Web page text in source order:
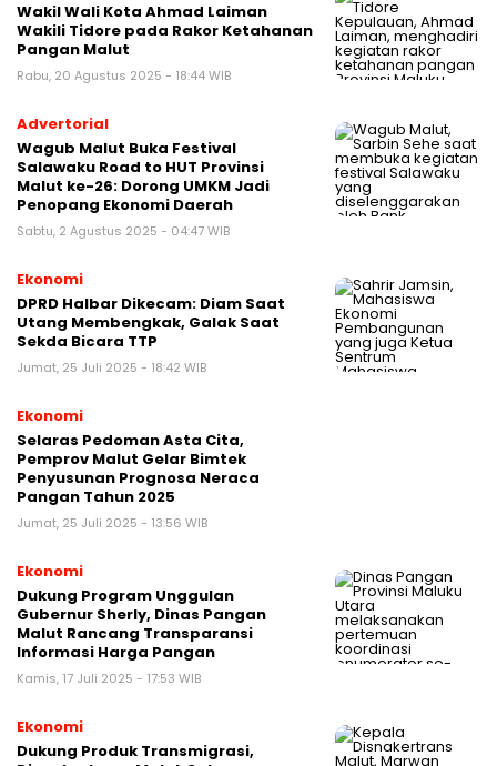
Wakil Wali Kota Ahmad Laiman
Wakili Tidore pada Rakor Ketahanan
Pangan Malut
Rabu, 20 Agustus 2025 - 18:44 WIB
Advertorial
Wagub Malut Buka Festival
Salawaku Road to HUT Provinsi
Malut ke-26: Dorong UMKM Jadi
Penopang Ekonomi Daerah
Sabtu, 2 Agustus 2025 - 04:47 WIB
Ekonomi
DPRD Halbar Dikecam: Diam Saat
Utang Membengkak, Galak Saat
Sekda Bicara TTP
Jumat, 25 Juli 2025 - 18:42 WIB
Ekonomi
Selaras Pedoman Asta Cita,
Pemprov Malut Gelar Bimtek
Penyusunan Prognosa Neraca
Pangan Tahun 2025
Jumat, 25 Juli 2025 - 13:56 WIB
Ekonomi
Dukung Program Unggulan
Gubernur Sherly, Dinas Pangan
Malut Rancang Transparansi
Informasi Harga Pangan
Kamis, 17 Juli 2025 - 17:53 WIB
Ekonomi
Dukung Produk Transmigrasi,